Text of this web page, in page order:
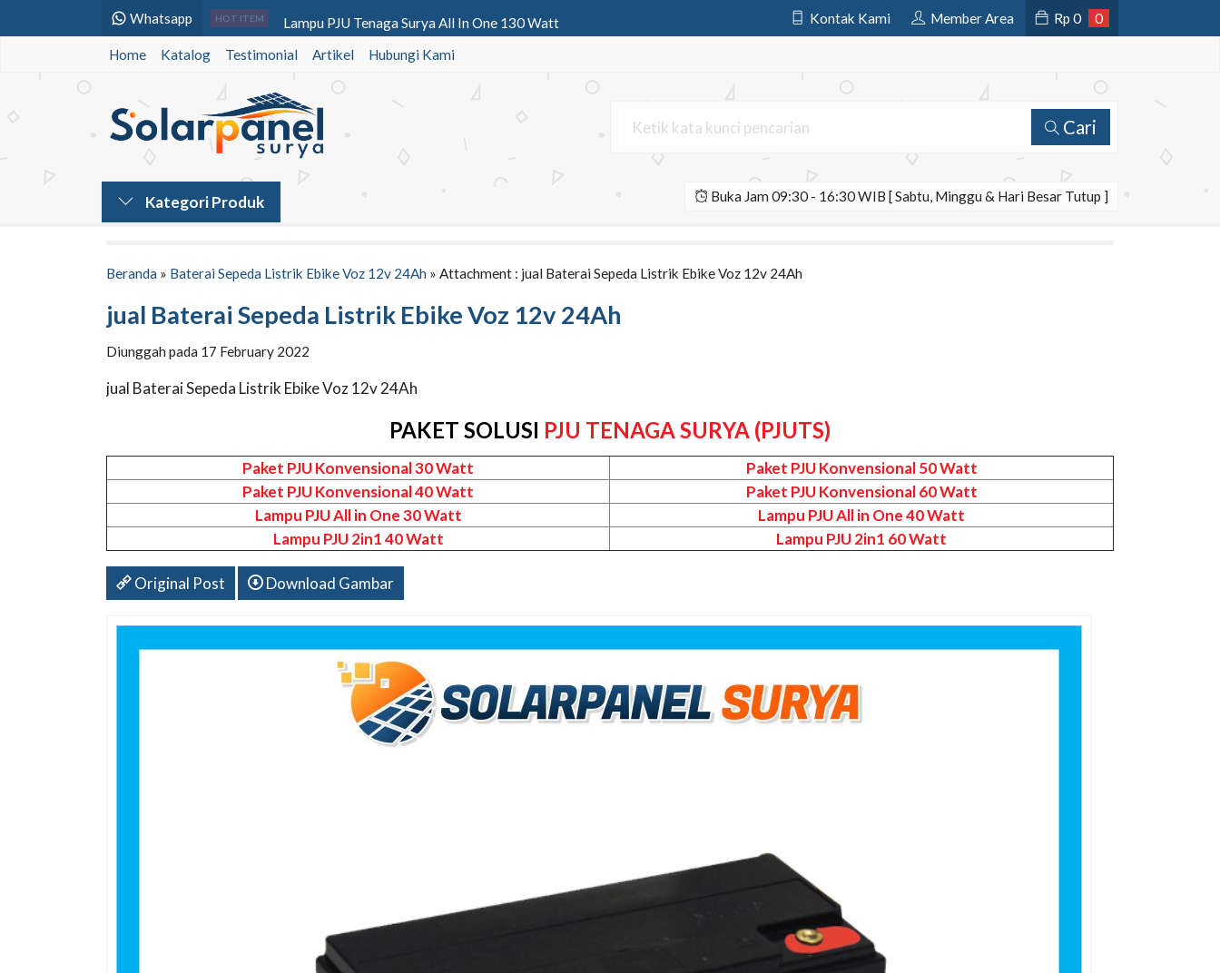
Whatsapp HOT ITEM Lampu PJU Tenaga Surya All In One 130 Watt
Baterai VRLA Kijo 12v 150Ah | Aki Deep Cycle Kijo
Power Inverter DC to AC 2000 watt Tenaga Surya Mod
Tiang PJU Bulat 7 Meter | Tiang Lampu Jalan Tenaga
Lampu Jalan PJU Solar Cell All In One 80 Watt Supe
Lampu SEHEN 32wp Solar Home System Tenaga Surya
Baterai VRLA SMT Power 12v 100Ah Gel | Aki Deep Cy
Kontak Kami Member Area Rp 0 0
Home Katalog Testimonial Artikel Hubungi Kami
Cari
Kategori Produk Buka Jam 09:30 - 16:30 WIB [ Sabtu, Minggu & Hari Besar Tutup ]
Beranda » Baterai Sepeda Listrik Ebike Voz 12v 24Ah » Attachment : jual Baterai Sepeda Listrik Ebike Voz 12v 24Ah
jual Baterai Sepeda Listrik Ebike Voz 12v 24Ah
Diunggah pada 17 February 2022
jual Baterai Sepeda Listrik Ebike Voz 12v 24Ah
PAKET SOLUSI PJU TENAGA SURYA (PJUTS)
Paket PJU Konvensional 30 Watt
Paket PJU Konvensional 50 Watt
Paket PJU Konvensional 40 Watt
Paket PJU Konvensional 60 Watt
Lampu PJU All in One 30 Watt
Lampu PJU All in One 40 Watt
Lampu PJU 2in1 40 Watt
Lampu PJU 2in1 60 Watt
Original Post Download Gambar